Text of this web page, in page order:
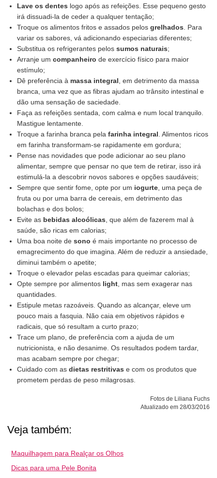
Lave os dentes logo após as refeições. Esse pequeno gesto
irá dissuadi-la de ceder a qualquer tentação;
Troque os alimentos fritos e assados pelos grelhados . Para
variar os sabores, vá adicionando especiarias diferentes;
Substitua os refrigerantes pelos sumos naturais;
Arranje um companheiro de exercício físico para maior
estímulo;
Dê preferência à massa integral , em detrimento da massa
branca, uma vez que as fibras ajudam ao trânsito intestinal e
dão uma sensação de saciedade.
Faça as refeições sentada, com calma e num local tranquilo.
Mastigue lentamente.
Troque a farinha branca pela farinha integral . Alimentos ricos
em farinha transformam-se rapidamente em gordura;
Pense nas novidades que pode adicionar ao seu plano
alimentar, sempre que pensar no que tem de retirar, isso irá
estimulá-la a descobrir novos sabores e opções saudáveis;
Sempre que sentir fome, opte por um iogurte , uma peça de
fruta ou por uma barra de cereais, em detrimento das
bolachas e dos bolos;
Evite as bebidas alcoólicas , que além de fazerem mal à
saúde, são ricas em calorias;
Uma boa noite de sono é mais importante no processo de
emagrecimento do que imagina. Além de reduzir a ansiedade,
diminui também o apetite;
Troque o elevador pelas escadas para queimar calorias;
Opte sempre por alimentos light , mas sem exagerar nas
quantidades.
Estipule metas razoáveis. Quando as alcançar, eleve um
pouco mais a fasquia. Não caia em objetivos rápidos e
radicais, que só resultam a curto prazo;
Trace um plano, de preferência com a ajuda de um
nutricionista, e não desanime. Os resultados podem tardar,
mas acabam sempre por chegar;
Cuidado com as dietas restritivas e com os produtos que
prometem perdas de peso milagrosas.
Fotos de Liliana Fuchs
Atualizado em 28/03/2016
Veja também:
Maquilhagem para Realçar os Olhos
Dicas para uma Pele Bonita